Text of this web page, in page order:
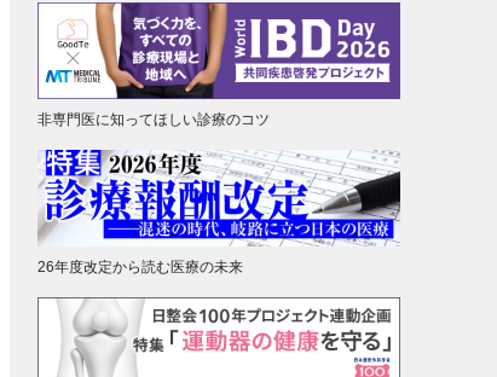
非専門医に知ってほしい診療のコツ
26年度改定から読む医療の未来